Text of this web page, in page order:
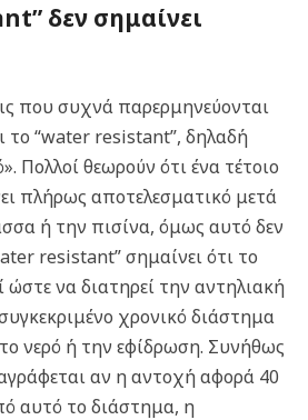
δεν σημαίνει
που συχνά παρερμηνεύονται
το “water resistant”, δηλαδή
Πολλοί θεωρούν ότι ένα τέτοιο
πλήρως αποτελεσματικό μετά
ή την πισίνα, όμως αυτό δεν
resistant” σημαίνει ότι το
ώστε να διατηρεί την αντηλιακή
χρονικό διάστημα
νερό ή την εφίδρωση. Συνήθως
αν η αντοχή αφορά 40
αυτό το διάστημα, η